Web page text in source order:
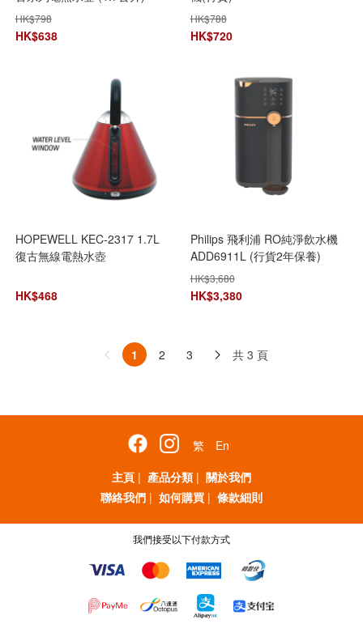
KBOV 2001
HK$798
HK$638
HK$788
HK$720
HOPEWELL KEC-2317 1.7L
復古無線電熱水壺
HK$468
Philips 飛利浦 RO純淨飲水機
ADD6911L (行貨2年保養)
HK$3,680
HK$3,380
1 2 3 共 3 頁
繁
En
主頁 | 產品分類 | 關於我們
聯絡我們 | 如何購買 | 條款細則
我們接受以下付款方式